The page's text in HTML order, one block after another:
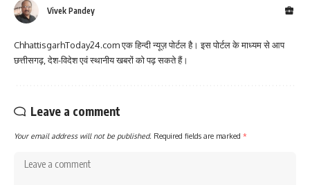
Vivek Pandey
ChhattisgarhToday24.com एक हिन्दी न्यूज़ पोर्टल है। इस पोर्टल के माध्यम से आप
छत्तीसगढ़, देश-विदेश एवं स्थानीय खबरों को पढ़ सकते हैं।
Leave a comment
Your email address will not be published. Required fields are marked *